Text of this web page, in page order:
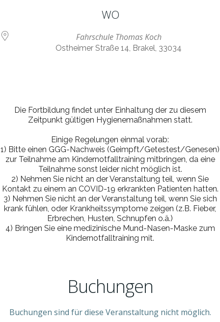
WO
Fahrschule Thomas Koch
Ostheimer Straße 14, Brakel, 33034
Die Fortbildung findet unter Einhaltung der zu diesem
Zeitpunkt gültigen Hygienemaßnahmen statt.
Einige Regelungen einmal vorab:
1) Bitte einen GGG-Nachweis (Geimpft/Getestest/Genesen)
zur Teilnahme am Kindernotfalltraining mitbringen, da eine
Teilnahme sonst leider nicht möglich ist.
2) Nehmen Sie nicht an der Veranstaltung teil, wenn Sie
Kontakt zu einem an COVID-19 erkrankten Patienten hatten.
3) Nehmen Sie nicht an der Veranstaltung teil, wenn Sie sich
krank fühlen, oder Krankheitssymptome zeigen (z.B. Fieber,
Erbrechen, Husten, Schnupfen o.ä.)
4) Bringen Sie eine medizinische Mund-Nasen-Maske zum
Kindernotfalltraining mit.
Buchungen
Buchungen sind für diese Veranstaltung nicht möglich.